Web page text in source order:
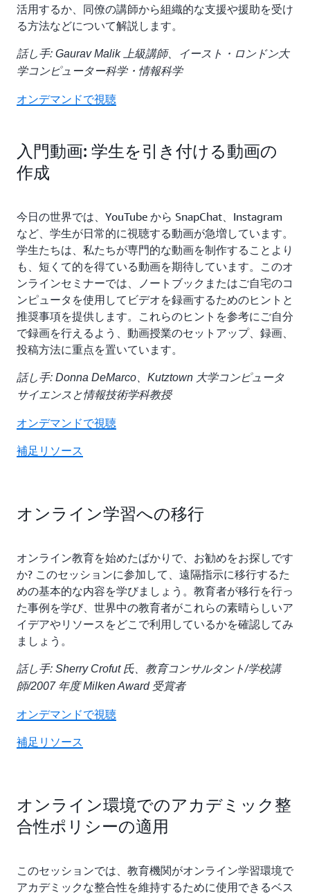
活用するか、同僚の講師から組織的な支援や援助を受け
る方法などについて解説します。
話し手: Gaurav Malik 上級講師、イースト・ロンドン大
学コンピューター科学・情報科学
オンデマンドで視聴
入門動画: 学生を引き付ける動画の
作成
今日の世界では、YouTube から SnapChat、Instagram
など、学生が日常的に視聴する動画が急増しています。
学生たちは、私たちが専門的な動画を制作することより
も、短くて的を得ている動画を期待しています。このオ
ンラインセミナーでは、ノートブックまたはご自宅のコ
ンピュータを使用してビデオを録画するためのヒントと
推奨事項を提供します。これらのヒントを参考にご自分
で録画を行えるよう、動画授業のセットアップ、録画、
投稿方法に重点を置いています。
話し手: Donna DeMarco、Kutztown 大学コンピュータ
サイエンスと情報技術学科教授
オンデマンドで視聴
補足リソース
オンライン学習への移行
オンライン教育を始めたばかりで、お勧めをお探しです
か? このセッションに参加して、遠隔指示に移行するた
めの基本的な内容を学びましょう。教育者が移行を行っ
た事例を学び、世界中の教育者がこれらの素晴らしいア
イデアやリソースをどこで利用しているかを確認してみ
ましょう。
話し手: Sherry Crofut 氏、教育コンサルタント/学校講
師/2007 年度 Milken Award 受賞者
オンデマンドで視聴
補足リソース
オンライン環境でのアカデミック整
合性ポリシーの適用
このセッションでは、教育機関がオンライン学習環境で
アカデミックな整合性を維持するために使用できるベス